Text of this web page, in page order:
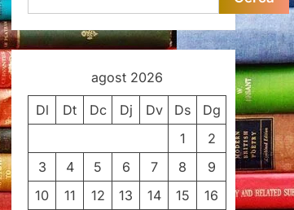
agost 2026
Dl Dt Dc Dj Dv Ds
Dg
1
2
3
4 5 6 7 8
9
10
11 12 13 14 15
16